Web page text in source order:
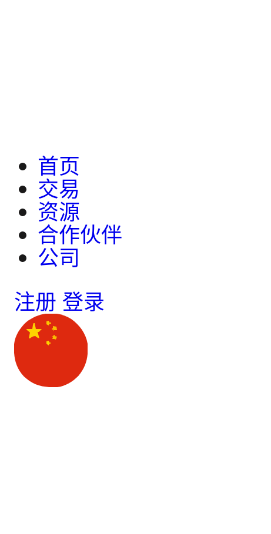
首页
交易
资源
合作伙伴
公司
注册 登录